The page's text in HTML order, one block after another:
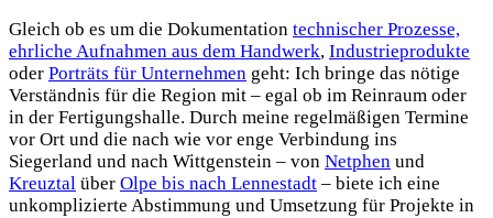
Gleich ob es um die Dokumentation technischer Prozesse,
ehrliche Aufnahmen aus dem Handwerk, Industrieprodukte
oder Porträts für Unternehmen geht: Ich bringe das nötige
Verständnis für die Region mit – egal ob im Reinraum oder
in der Fertigungshalle. Durch meine regelmäßigen Termine
vor Ort und die nach wie vor enge Verbindung ins
Siegerland und nach Wittgenstein – von Netphen und
Kreuztal über Olpe bis nach Lennestadt – biete ich eine
unkomplizierte Abstimmung und Umsetzung für Projekte in